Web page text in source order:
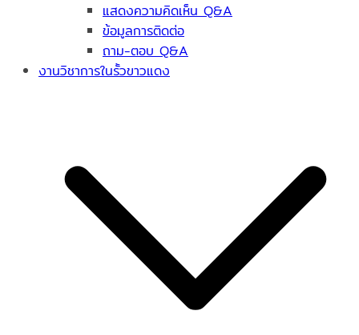
แสดงความคิดเห็น Q&A
ข้อมูลการติดต่อ
ถาม-ตอบ Q&A
งานวิชาการในรั้วขาวแดง